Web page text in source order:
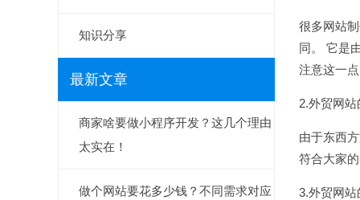
知识分享
最新文章
商家啥要做小程序开发？这几个理由
太实在！
做个网站要花多少钱？不同需求对应
很多网站
同。 它是
注意这一
2.外贸网站
由于东西
符合大家
3.外贸网